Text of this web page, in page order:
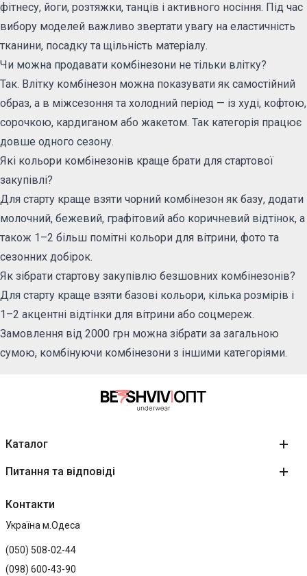
фітнесу, йоги, розтяжки, танців і активного носіння. Під час
вибору моделей важливо звертати увагу на еластичність
тканини, посадку та щільність матеріалу.
Чи можна продавати комбінезони не тільки влітку?
Так. Влітку комбінезон можна показувати як самостійний
образ, а в міжсезоння та холодний період — із худі, кофтою,
сорочкою, кардиганом або жакетом. Так категорія працює
довше одного сезону.
Які кольори комбінезонів краще брати для стартової
закупівлі?
Для старту краще взяти чорний комбінезон як базу, додати
молочний, бежевий, графітовий або коричневий відтінок, а
також 1–2 більш помітні кольори для вітрини, фото та
сезонних добірок.
Як зібрати стартову закупівлю безшовних комбінезонів?
Для старту краще взяти базові кольори, кілька розмірів і
1–2 акцентні відтінки для вітрини або соцмереж.
Замовлення від 2000 грн можна зібрати за загальною
сумою, комбінуючи комбінезони з іншими категоріями.
Каталог
Питання та відповіді
Контакти
Україна м.Одеса
(050) 508-02-44
(098) 600-43-90